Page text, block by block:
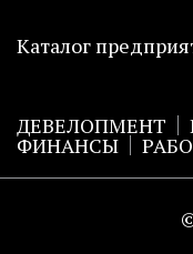
Каталог
ДЕВЕЛОПМЕНТ
ФИНАНСЫ